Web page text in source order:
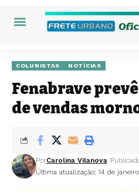
COLUNISTAS NOTÍCIAS
Fenabrave
de vendas
Última atualização: 14 de
PorCarolina Vilanova